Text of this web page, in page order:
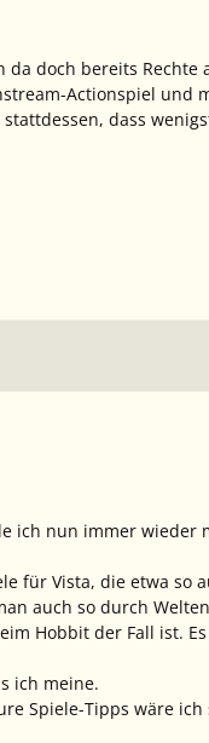
da doch bereits
Actionspiel und
dass
ich nun immer wieder
für Vista, die etwa so
auch so durch
Hobbit der Fall ist.
ich meine.
Spiele-Tipps wäre